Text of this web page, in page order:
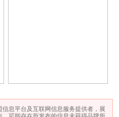
信息平台及互联网信息服务提供者，展